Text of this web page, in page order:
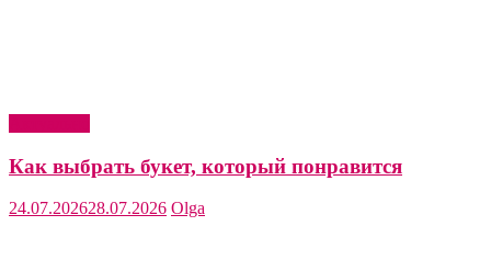
Как выбрать букет, который понравится
24.07.202628.07.2026 Olga